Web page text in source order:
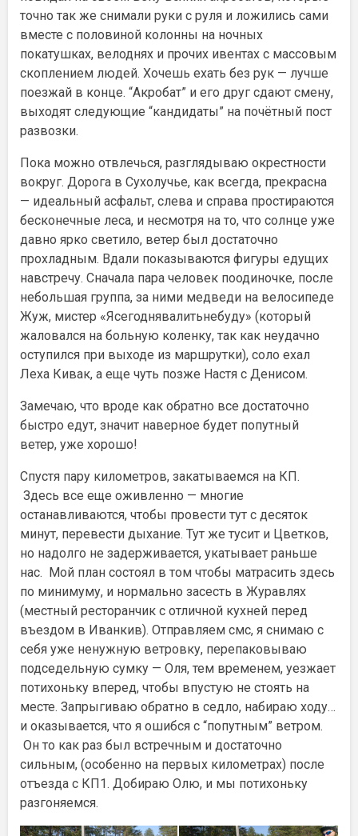
точно так же снимали руки с руля и ложились сами
вместе с половиной колонны на ночных
покатушках, велоднях и прочих ивентах с массовым
скоплением людей. Хочешь ехать без рук — лучше
поезжай в конце. “Акробат” и его друг сдают смену,
выходят следующие “кандидаты” на почётный пост
развозки.
Пока можно отвлечься, разглядываю окрестности
вокруг. Дорога в Сухолучье, как всегда, прекрасна
— идеальный асфальт, слева и справа простираются
бесконечные леса, и несмотря на то, что солнце уже
давно ярко светило, ветер был достаточно
прохладным. Вдали показываются фигуры едущих
навстречу. Сначала пара человек поодиночке, после
небольшая группа, за ними медведи на велосипеде
Жуж, мистер «Ясегоднявалитьнебуду» (который
жаловался на больную коленку, так как неудачно
оступился при выходе из маршрутки), соло ехал
Леха Кивак, а еще чуть позже Настя с Денисом.
Замечаю, что вроде как обратно все достаточно
быстро едут, значит наверное будет попутный
ветер, уже хорошо!
Спустя пару километров, закатываемся на КП.
Здесь все еще оживленно — многие
останавливаются, чтобы провести тут с десяток
минут, перевести дыхание. Тут же тусит и Цветков,
но надолго не задерживается, укатывает раньше
нас. Мой план состоял в том чтобы матрасить здесь
по минимуму, и нормально засесть в Журавлях
(местный ресторанчик с отличной кухней перед
въездом в Иванкив). Отправляем смс, я снимаю с
себя уже ненужную ветровку, перепаковываю
подседельную сумку — Оля, тем временем, уезжает
потихоньку вперед, чтобы впустую не стоять на
месте. Запрыгиваю обратно в седло, набираю ходу…
и оказывается, что я ошибся с “попутным” ветром.
Он то как раз был встречным и достаточно
сильным, (особенно на первых километрах) после
отъезда с КП1. Добираю Олю, и мы потихоньку
разгоняемся.